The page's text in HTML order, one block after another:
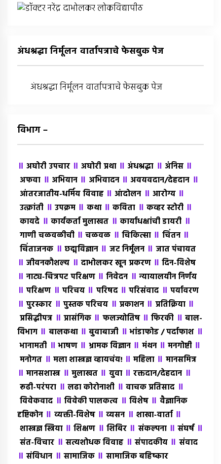
अंधश्रद्धा निर्मूलन वार्तापत्राचे फेसबुक पेज
अंधश्रद्धा निर्मूलन वार्तापत्राचे फेसबुक पेज
विभाग –
॥ अघोरी उपचार ॥ अघोरी प्रथा ॥ अंधश्रद्धा ॥ अंंनिस ॥
अफवा ॥ अभियान ॥ अभिवादन ॥ अवयवदान/देहदान ॥
आंतरजातीय-धर्मिय विवाह ॥ आंदोलन ॥ आरोग्य ॥
उत्क्रांती ॥ उपक्रम ॥ कथा ॥कविता ॥ कव्हर स्टोरी ॥
कायदे ॥ कार्यकर्ता मुलाखत ॥ कार्याधक्षांची डायरी ॥
गाणी चळवळीची ॥चळवळ ॥ चिकित्सा ॥ चिंतन ॥
चिंताजनक ॥ छद्मविज्ञान ॥ जट निर्मूलन ॥ जात पंचायत
॥जीवनकौशल्य ॥ दाभोलकर खून प्रकरण ॥दिन-विशेष
॥नाट्य-चित्रपट परिक्षण ॥निवेदन ॥ न्यायालयीन निर्णय
॥परिक्षण ॥ परिचय ॥ परिषद ॥परिसंवाद ॥ पर्यावरण
॥पुरस्कार ॥ पुस्तक परिचय ॥ प्रकाशन ॥ प्रतिक्रिया ॥
प्रसिद्धीपत्र ॥ प्रासंगिक ॥ फलज्योतिष ॥फिरकी ॥ बाल-
विभाग ॥ बालकथा ॥बुवाबाजी ॥भांडाफोड / पर्दाफाश ॥
भानामती ॥भाषण ॥ भ्रामक विज्ञान ॥ मंथन ॥मनगोष्टी ॥
मनोगत ॥ मला शास्त्रज्ञ व्हायचंय! ॥महिला ॥ मानसमित्र
॥मानसशास्त्र ॥ मुलाखत ॥ युवा ॥रक्तदान/देहदान ॥
रूढी-परंपरा ॥ लढा कोरोनाशी ॥ वाचक प्रतिसाद ॥
विवेकवाद ॥ विवेकी पालकत्व ॥ विशेष ॥ वैज्ञानिक
दृष्टिकोन ॥ व्यक्ती-विशेष ॥व्यसन ॥ शाखा-वार्ता ॥
शास्त्रज्ञ स्त्रिया ॥शिक्षण ॥ शिबिर ॥ संकल्पना ॥संघर्ष ॥
संत-विचार ॥ सत्यशोधक विवाह ॥ संपादकीय ॥ संवाद
॥संविधान ॥ सामाजिक ॥ सामाजिक बहिष्कार